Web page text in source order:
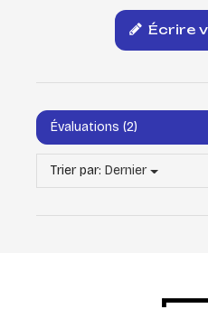
Écrire
Évaluations (2)
Trier par: Dernier